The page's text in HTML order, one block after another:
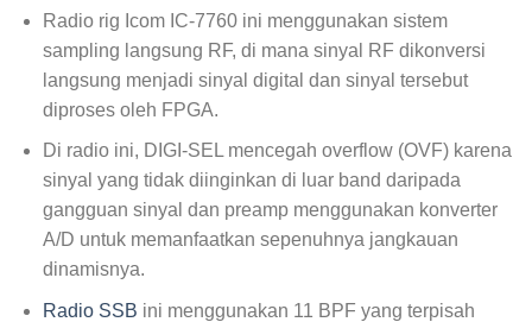
Radio rig Icom IC-7760 ini menggunakan sistem
sampling langsung RF, di mana sinyal RF dikonversi
langsung menjadi sinyal digital dan sinyal tersebut
diproses oleh FPGA.
Di radio ini, DIGI-SEL mencegah overflow (OVF) karena
sinyal yang tidak diinginkan di luar band daripada
gangguan sinyal dan preamp menggunakan konverter
A/D untuk memanfaatkan sepenuhnya jangkauan
dinamisnya.
Radio SSB ini menggunakan 11 BPF yang terpisah